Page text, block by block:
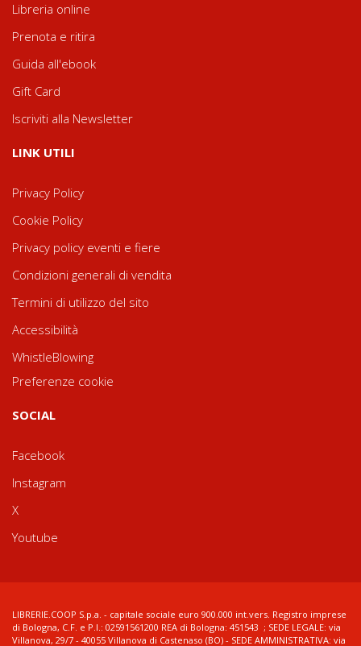
Libreria online
Prenota e ritira
Guida all'ebook
Gift Card
Iscriviti alla Newsletter
LINK UTILI
Privacy Policy
Cookie Policy
Privacy policy eventi e fiere
Condizioni generali di vendita
Termini di utilizzo del sito
Accessibilità
WhistleBlowing
Preferenze cookie
SOCIAL
Facebook
Instagram
X
Youtube
LIBRERIE.COOP S.p.a. - capitale sociale euro 900.000 int.vers. Registro imprese
di Bologna, C.F. e P.I.: 02591561200 REA di Bologna: 451543 ; SEDE LEGALE: via
Villanova, 29/7 - 40055 Villanova di Castenaso (BO) - SEDE AMMINISTRATIVA: via